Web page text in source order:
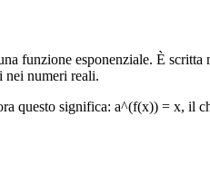
funzione esponenziale. È
nei numeri reali.
questo significa: a^(f(x)) = x, il